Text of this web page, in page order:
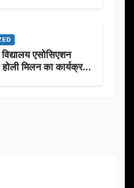
विद्यालय एसोसिएशन
होली मिलन का कार्यक्रम